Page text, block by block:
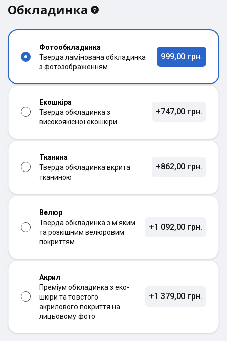
Обкладинка
Фотообкладинка
Тверда ламінована обкладинка
з фотозображенням
999,00 грн.
Екошкіра
Тверда обкладинка з
високоякісної екошкіри
+747,00 грн.
Тканина
Тверда обкладинка вкрита
тканиною
+862,00 грн.
Велюр
Тверда обкладинка з м'яким
та розкішним велюровим
покриттям
+1 092,00 грн.
Акрил
Преміум обкладинка з еко-
шкіри та товстого
акрилового покриття на
лицьовому фото
+1 379,00 грн.